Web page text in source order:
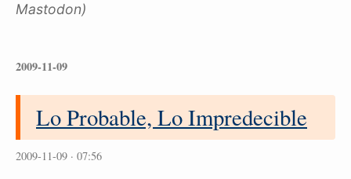
Mastodon)
2009-11-09
Lo Probable, Lo Impredecible
2009-11-09 · 07:56